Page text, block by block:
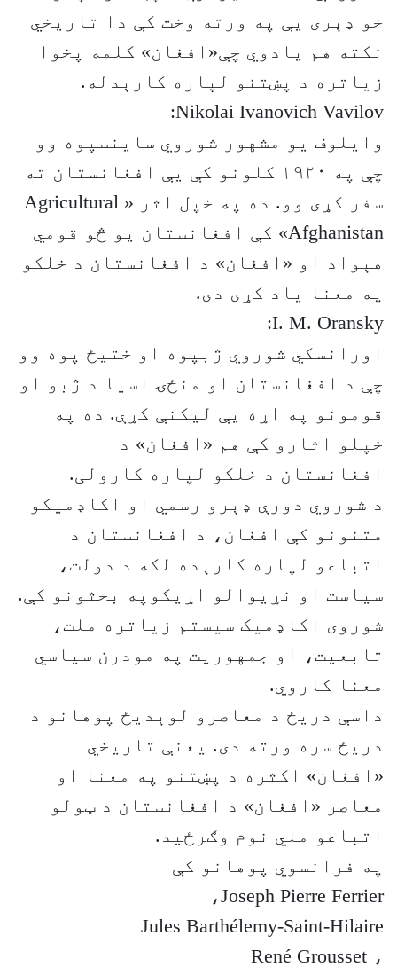
خو ډېری یې په ورته وخت کې دا تاریخي
نکته هم یادوي چې«افغان» کلمه پخوا
زیاتره د پښتنو لپاره کارېدله.
Nikolai Ivanovich Vavilov:
وایلوف یو مشهور شوروي ساینسپوه وو
چې په ۱۹۲۰ کلونو کې یې افغانستان ته
سفر کړی وو. ده په خپل اثر « Agricultural
Afghanistan» کې افغانستان یو څو قومي
هېواد او «افغان» د افغانستان د خلکو
په معنا یاد کړی دی.
I. M. Oransky:
اورانسکي شوروي ژبپوه او ختیځ پوه وو
چې د افغانستان او منځۍ اسیا د ژبو او
قومونو په اړه یې لیکنې کړې. ده په
خپلو اثارو کې هم «افغان» د
افغانستان د خلکو لپاره کارولی.
د شوروي دورې ډېرو رسمي او اکاډمیکو
متنونو کې افغان، د افغانستان د
اتباعو لپاره کارېده لکه د دولت،
سیاست او نړیوالو اړیکوپه بحثونو کې.
شوروی اکاډمیک سیستم زیاتره ملت،
تابعیت، او جمهوریت په مودرن سیاسي
معنا کاروي.
داسې دریځ د معاصرو لوېدیځ پوهانو د
دریځ سره ورته دی. یعنې تاریخي
«افغان» اکثره د پښتنو په معنا او
معاصر «افغان» د افغانستان د ټولو
اتباعو ملي نوم وګرځید.
په فرانسوي پوهانو کې
Joseph Pierre Ferrier،
Jules Barthélemy-Saint-Hilaire
، René Grousset